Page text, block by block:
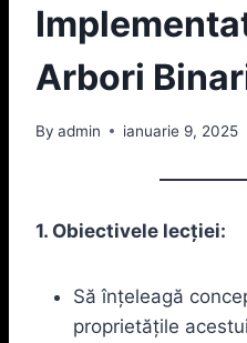
Arbori
By admin ianuarie 9, 2025
1. Obiectivele lecției:
Să înțeleagă
proprietățile